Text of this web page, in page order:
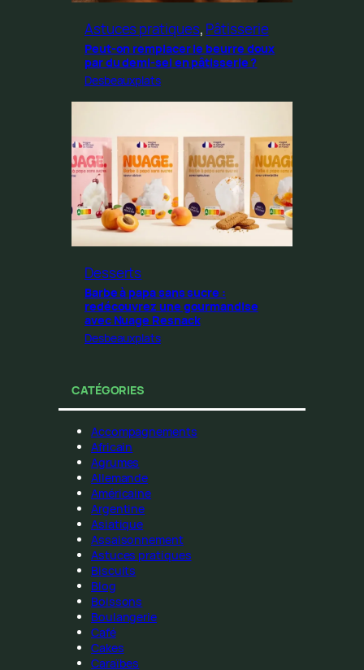
Astuces pratiques, Pâtisserie
Peut-on remplacer le beurre doux
par du demi-sel en pâtisserie ?
Desbeauxplats
Desserts
Barbe à papa sans sucre :
redécouvrez une gourmandise
avec Nuage Resnack
Desbeauxplats
CATÉGORIES
Accompagnements
Africain
Agrumes
Allemande
Américaine
Argentine
Asiatique
Assaisonnement
Astuces pratiques
Biscuits
Blog
Boissons
Boulangerie
Café
Cakes
Caraïbes